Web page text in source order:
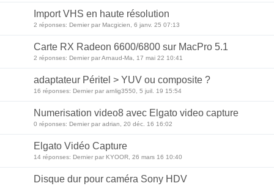
Import VHS en haute résolution
2 réponses: Dernier par Macgicien, 6 janv. 25 07:13
Carte RX Radeon 6600/6800 sur MacPro 5.1
2 réponses: Dernier par Arnaud-Ma, 17 mai 22 10:41
adaptateur Péritel > YUV ou composite ?
16 réponses: Dernier par arnlig3550, 5 juil. 19 15:54
Numerisation video8 avec Elgato video capture
0 réponses: Dernier par adrian, 20 déc. 16 16:02
Elgato Vidéo Capture
14 réponses: Dernier par KYOOR, 26 mars 16 10:40
Disque dur pour caméra Sony HDV